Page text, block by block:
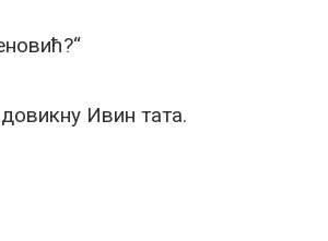
Ивин тата.